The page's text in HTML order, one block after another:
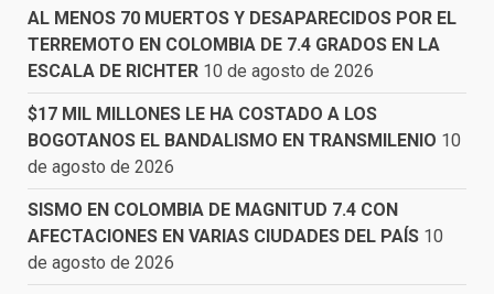
AL MENOS 70 MUERTOS Y DESAPARECIDOS POR EL
TERREMOTO EN COLOMBIA DE 7.4 GRADOS EN LA
ESCALA DE RICHTER 10 de agosto de 2026
$17 MIL MILLONES LE HA COSTADO A LOS
BOGOTANOS EL BANDALISMO EN TRANSMILENIO 10
de agosto de 2026
SISMO EN COLOMBIA DE MAGNITUD 7.4 CON
AFECTACIONES EN VARIAS CIUDADES DEL PAÍS 10
de agosto de 2026